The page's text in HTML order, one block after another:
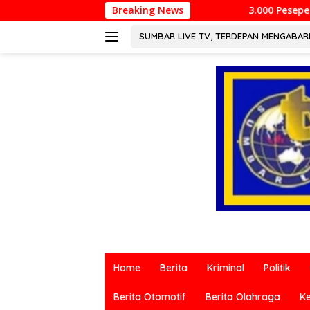
ke
Breaking News
3.000 Pesepeda Meriahkan Gowes
SUMBAR LIVE TV, TERDEPAN
terkini
berbagai
Home Berita Kriminal Politik
Berita Otomotif Berita Olahraga